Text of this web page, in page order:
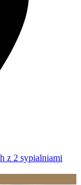
z 2 sypialniami